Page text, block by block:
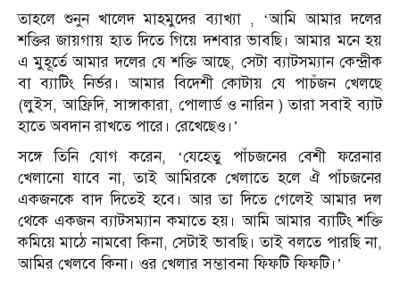
তাহলে শুনুন খালেদ মাহমুদের ব্যাখ্যা , ‘আমি আমার দলের
শক্তির জায়গায় হাত দিতে গিয়ে দশবার ভাবছি। আমার মনে হয়
এ মুহূর্তে আমার দলের যে শক্তি আছে, সেটা ব্যাটসম্যান কেন্দ্রীক
বা ব্যাটিং নির্ভর। আমার বিদেশী কোটায় যে পাচঁজন খেলছে
(লুইস, আফ্রিদি, সাঙ্গাকারা, পোলার্ড ও নারিন ) তারা সবাই ব্যাট
হাতে অবদান রাখতে পারে। রেখেছেও।’
সঙ্গে তিনি যোগ করেন, ‘যেহেতু পাঁচজনের বেশী ফরেনার
খেলানো যাবে না, তাই আমিরকে খেলাতে হলে ঐ পাঁচজনের
একজনকে বাদ দিতেই হবে। আর তা দিতে গেলেই আমার দল
থেকে একজন ব্যাটসম্যান কমাতে হয়। আমি আমার ব্যাটিং শক্তি
কমিয়ে মাঠে নামবো কিনা, সেটাই ভাবছি। তাই বলতে পারছি না,
আমির খেলবে কিনা। ওর খেলার সম্ভাবনা ফিফটি ফিফটি।’